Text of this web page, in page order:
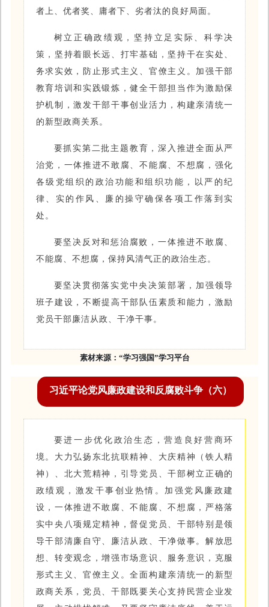
者上、优者奖、庸者下、劣者汰的良好局面。
树立正确政绩观，坚持立足实际、科学决
策，坚持着眼长远、打牢基础，坚持干在实处、
务求实效，防止形式主义、官僚主义。加强干部
教育培训和实践锻炼，健全干部担当作为激励保
护机制，激发干部干事创业活力，构建亲清统一
的新型政商关系。
要抓 实第二批主题教育，深入推进全面从严
治党，一体推进不敢腐、不能腐、不想腐，强化
各级党组织的政治功能和组织功能，以严的纪
律、实的作风、廉的操守确保各项工作落到实
处。
要坚决反对和惩治腐败，一体推进不敢腐、
不能腐、不想腐，保持风清气正的政治生态。
要坚决贯彻落实党中央决策部署，加强领导
班子建设，不断提高干部队伍素质和能力，激励
党员干部廉洁从政、干净干事。
素材来源： “学习强国”学习平台
习近平论党风廉政建设和反腐败斗争（六）
要进一步优化政治生态，营造良好营商环
境。大力弘扬东北抗联精神、大庆精神（铁人精
神）、北大荒精神，引导党员、干部树立正确的
政绩观，激发干事创业热情。加强党风廉政建
设，一体推进不敢腐、不能腐、不想腐，严格落
实中央八项规定精神，督促党员、干部特别是领
导干部清廉自守、廉洁从政、干净做事。解放思
想、转变观念，增强市场意识、服务意识，克服
形式主义、官僚主义。全面构建亲清统一的新型
政商关系，党员、干部既要关心支持民营企业发